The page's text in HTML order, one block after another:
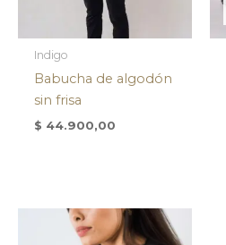
Indigo
Babucha de algodón
sin frisa
$ 44.900,00